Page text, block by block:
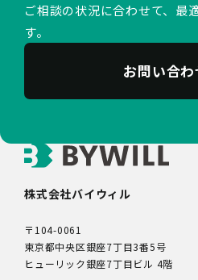
ご相談の状況に合わせて、最
す。
お問い合わ
株式会社バイウィル
〒104-0061
東京都中央区銀座7丁目3番5号
ヒューリック銀座7丁目ビル 4階